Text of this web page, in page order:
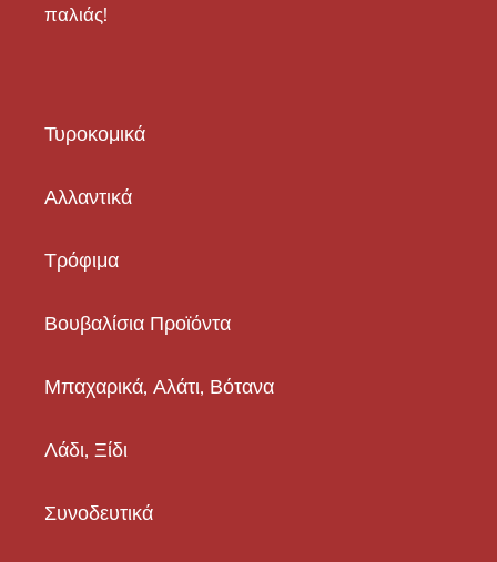
παλιάς!
Τυροκομικά
Αλλαντικά
Τρόφιμα
Βουβαλίσια Προϊόντα
Μπαχαρικά, Αλάτι, Βότανα
Λάδι, Ξίδι
Συνοδευτικά